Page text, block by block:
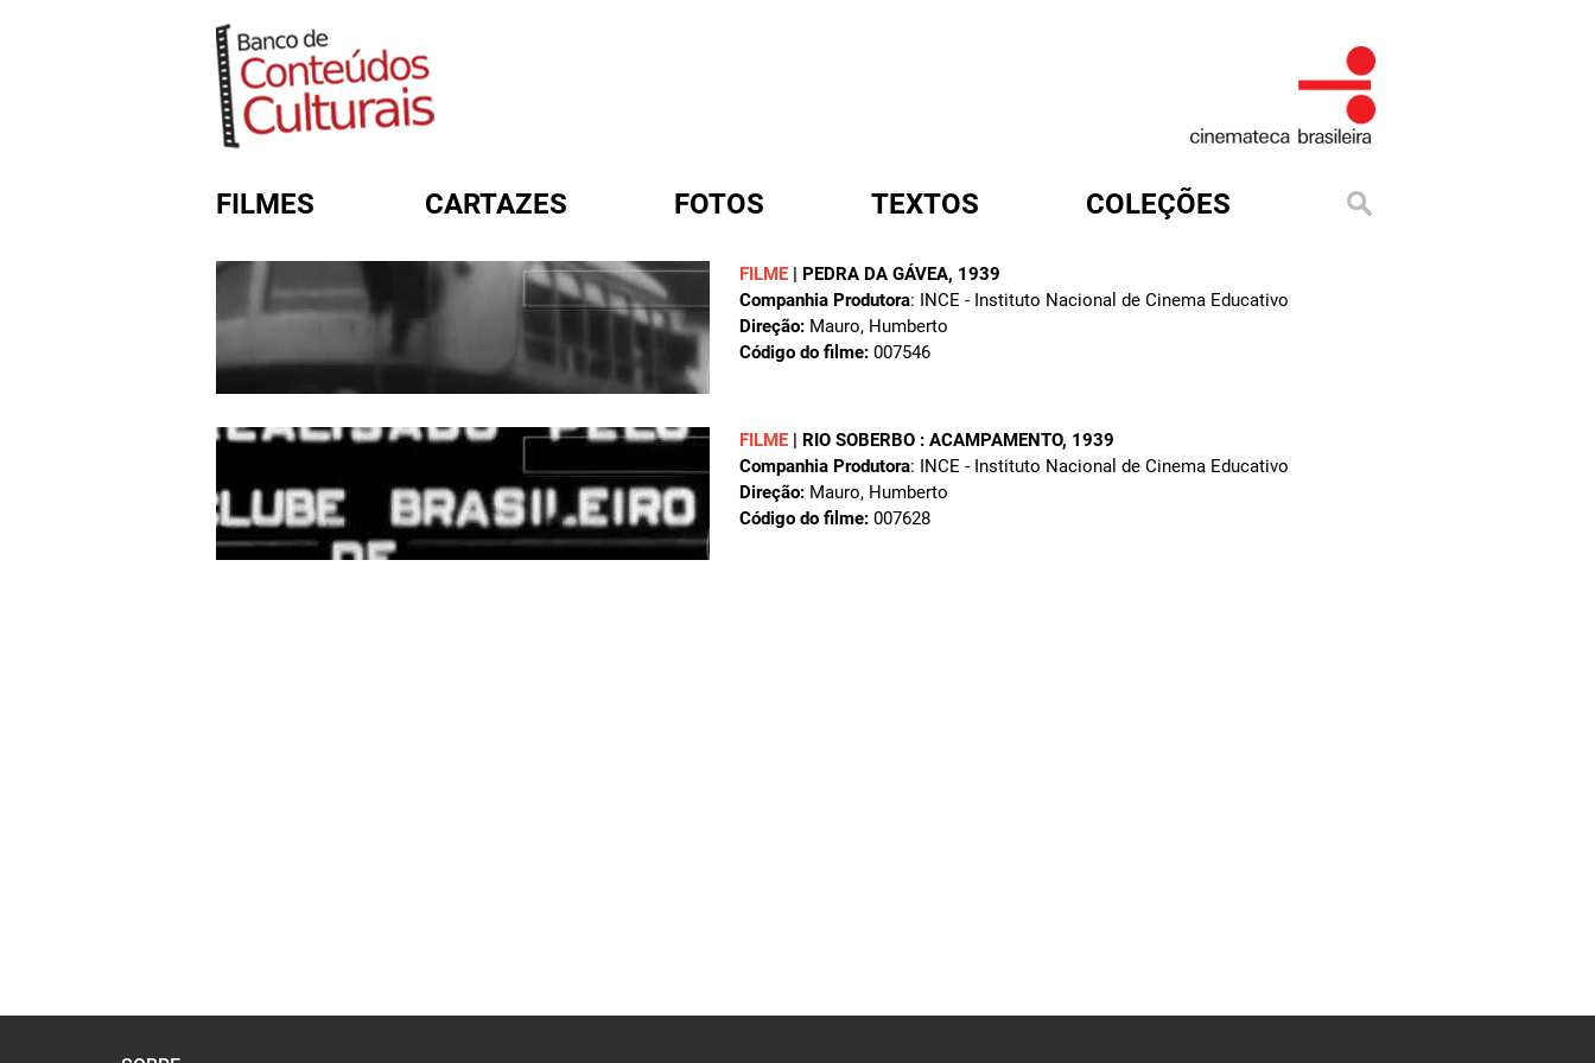
FILMES CARTAZES FOTOS TEXTOS COLEÇÕES
FILME | PEDRA DA GÁVEA, 1939
Companhia Produtora: INCE - Instituto Nacional de Cinema Educativo
Direção: Mauro, Humberto
Código do filme: 007546
FILME | RIO SOBERBO : ACAMPAMENTO, 1939
Companhia Produtora: INCE - Instituto Nacional de Cinema Educativo
Direção: Mauro, Humberto
Código do filme: 007628
FORMULÁRIO DE BUSCA